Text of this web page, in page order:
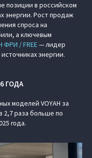
позиции в российском
энергии. Рост продаж
спроса на
а ключевым
ФРИ / FREE— лидер
энергии.
ГОДА
моделей VOYAH за
2,7 раза больше по
года.